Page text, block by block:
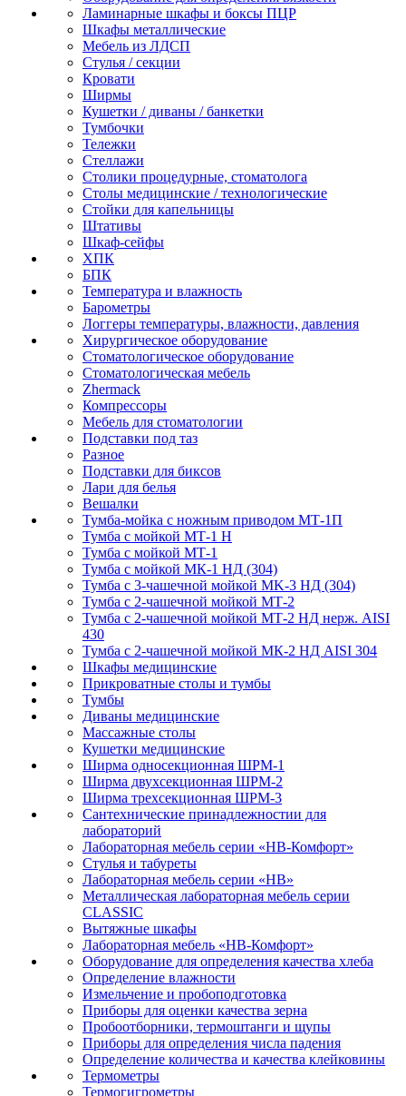
Ламинарные шкафы и боксы ПЦР
Шкафы металлические
Мебель из ЛДСП
Стулья / секции
Кровати
Ширмы
Кушетки / диваны / банкетки
Тумбочки
Тележки
Стеллажи
Столики процедурные, стоматолога
Столы медицинские / технологические
Стойки для капельницы
Штативы
Шкаф-сейфы
ХПК
БПК
Температура и влажность
Барометры
Логгеры температуры, влажности, давления
Хирургическое оборудование
Стоматологическое оборудование
Стоматологическая мебель
Zhermack
Компрессоры
Мебель для стоматологии
Подставки под таз
Разное
Подставки для биксов
Лари для белья
Вешалки
Тумба-мойка с ножным приводом МТ-1П
Тумба с мойкой МТ-1 Н
Тумба с мойкой МТ-1
Тумба с мойкой МК-1 НД (304)
Тумба с 3-чашечной мойкой МK-3 НД (304)
Тумба с 2-чашечной мойкой МТ-2
Тумба с 2-чашечной мойкой МТ-2 НД нерж. AISI
430
Тумба с 2-чашечной мойкой МК-2 НД AISI 304
Шкафы медицинские
Прикроватные столы и тумбы
Тумбы
Диваны медицинские
Массажные столы
Кушетки медицинские
Ширма односекционная ШРМ-1
Ширма двухсекционная ШРМ-2
Ширма трехсекционная ШРМ-3
Сантехнические принадлежностии для
лабораторий
Лабораторная мебель серии «НВ-Комфорт»
Стулья и табуреты
Лабораторная мебель серии «НВ»
Металлическая лабораторная мебель серии
CLASSIC
Вытяжные шкафы
Лабораторная мебель «НВ-Комфорт»
Оборудование для определения качества хлеба
Определение влажности
Измельчение и пробоподготовка
Приборы для оценки качества зерна
Пробоотборники, термоштанги и щупы
Приборы для определения числа падения
Определение количества и качества клейковины
Термометры
Термогигрометры